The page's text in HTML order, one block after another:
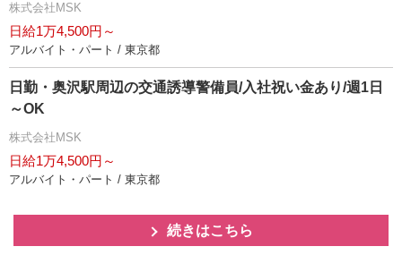
株式会社MSK
日給1万4,500円～
アルバイト・パート / 東京都
日勤・奥沢駅周辺の交通誘導警備員/入社祝い金あり/週1日
～OK
株式会社MSK
日給1万4,500円～
アルバイト・パート / 東京都
続きはこちら